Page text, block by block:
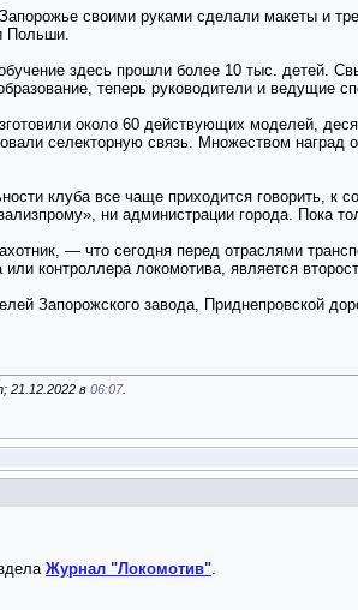
своими руками сделали макеты и
Польши.
здесь прошли более 10 тыс. детей.
теперь руководители и ведущие
около 60 действующих моделей,
селекторную связь. Множеством
клуба все чаще приходится говорить,
ни администрации города. Пока
— что сегодня перед отраслями
контроллера локомотива, является
Запорожского завода, Приднепровской
21.12.2022 в 06:07.
Журнал "Локомотив".